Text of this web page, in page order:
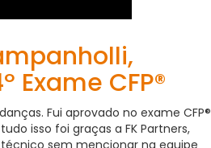
Exame CFP®
Fui aprovado no exame CFP®
isso foi graças a FK Partners,
sem mencionar na equipe